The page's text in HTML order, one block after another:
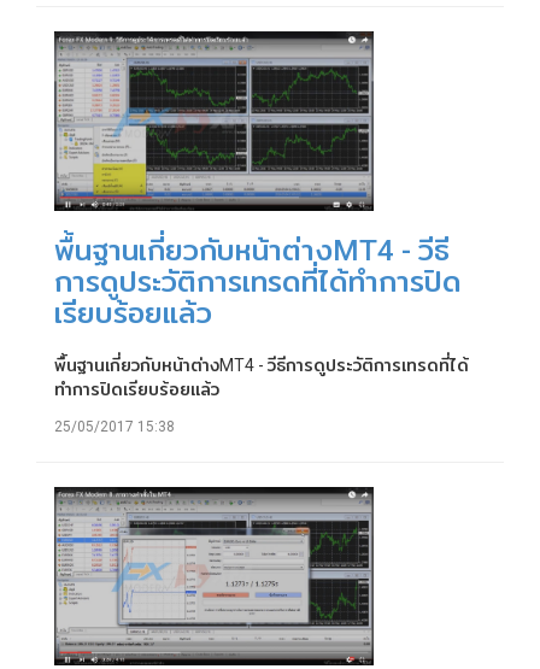
พื้นฐานเกี่ยวกับหน้าต่างMT4 - วีธี
การดูประวัติการเทรดที่ได้ทำการปิด
เรียบร้อยแล้ว
พื้นฐานเกี่ยวกับหน้าต่างMT4 - วีธีการดูประวัติการเทรดที่ได้
ทำการปิดเรียบร้อยแล้ว
25/05/2017 15:38